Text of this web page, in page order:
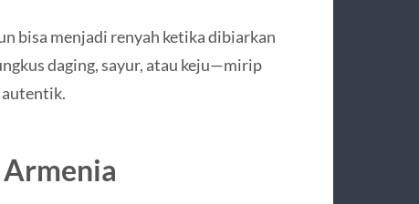
bisa menjadi renyah ketika dibiarkan
daging, sayur, atau keju—mirip